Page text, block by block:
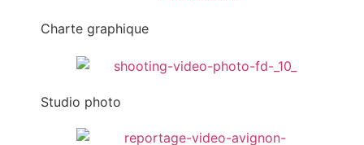
Charte graphique
Studio photo